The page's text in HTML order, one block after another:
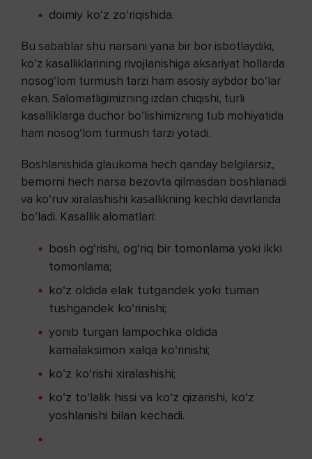
doimiy ko‘z zo‘riqishida.
Bu sabablar shu narsani yana bir bor isbotlaydiki,
ko‘z kasalliklarining rivojlanishiga aksariyat hollarda
nosog‘lom turmush tarzi ham asosiy aybdor bo‘lar
ekan. Salomatligimizning izdan chiqishi, turli
kasalliklarga duchor bo‘lishimizning tub mohiyatida
ham nosog‘lom turmush tarzi yotadi.
Boshlanishida glaukoma hech qanday belgilarsiz,
bemorni hech narsa bezovta qilmasdan boshlanadi
va ko‘ruv xiralashishi kasallikning kechki davrlarida
bo‘ladi. Kasallik alomatlari:
bosh og‘rishi, og‘riq bir tomonlama yoki ikki
tomonlama;
ko‘z oldida elak tutgandek yoki tuman
tushgandek ko‘rinishi;
yonib turgan lampochka oldida
kamalaksimon xalqa ko‘rinishi;
ko‘z ko‘rishi xiralashishi;
ko‘z to‘lalik hissi va ko‘z qizarishi, ko‘z
yoshlanishi bilan kechadi.